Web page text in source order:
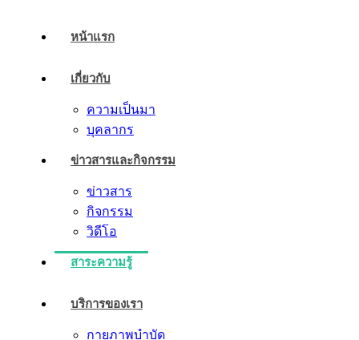
หน้าแรก
เกี่ยวกับ
ความเป็นมา
บุคลากร
ข่าวสารและกิจกรรม
ข่าวสาร
กิจกรรม
วิดีโอ
สาระความรู้
บริการของเรา
กายภาพบำบัด